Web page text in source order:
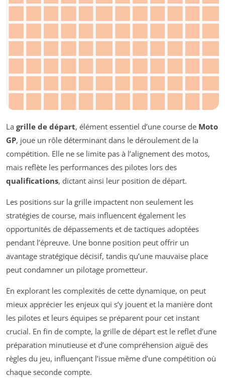
La grille de départ, élément essentiel d’une course de Moto
GP, joue un rôle déterminant dans le déroulement de la
compétition. Elle ne se limite pas à l’alignement des motos,
mais reflète les performances des pilotes lors des
qualifications, dictant ainsi leur position de départ.
Les positions sur la grille impactent non seulement les
stratégies de course, mais influencent également les
opportunités de dépassements et de tactiques adoptées
pendant l’épreuve. Une bonne position peut offrir un
avantage stratégique décisif, tandis qu’une mauvaise place
peut condamner un pilotage prometteur.
En explorant les complexités de cette dynamique, on peut
mieux apprécier les enjeux qui s’y jouent et la manière dont
les pilotes et leurs équipes se préparent pour cet instant
crucial. En fin de compte, la grille de départ est le reflet d’une
préparation minutieuse et d’une compréhension aiguë des
règles du jeu, influençant l’issue même d’une compétition où
chaque seconde compte.